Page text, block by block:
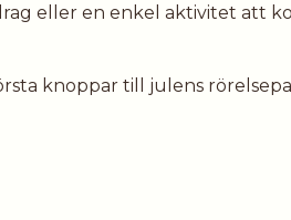
eller en enkel aktivitet att
knoppar till julens